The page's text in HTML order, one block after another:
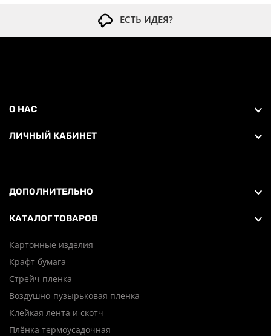
ЕСТЬ ИДЕЯ?
О НАС
ЛИЧНЫЙ КАБИНЕТ
ДОПОЛНИТЕЛЬНО
КАТАЛОГ ТОВАРОВ
Картонные изделия
Крафт бумага
Стрейч пленка
Воздушно-пузырьковая пленка
Клейкая лента и скотч
Плёнка термоусадочная